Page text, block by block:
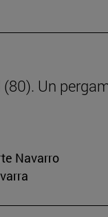
Un
Navarro